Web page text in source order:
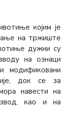
којим је
на тржиште
дужни су
на ознаци
модификовани
док се за
навести на
као и на